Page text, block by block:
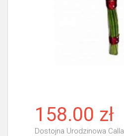
158.00 zł
Dostojna Urodzinowa Calla